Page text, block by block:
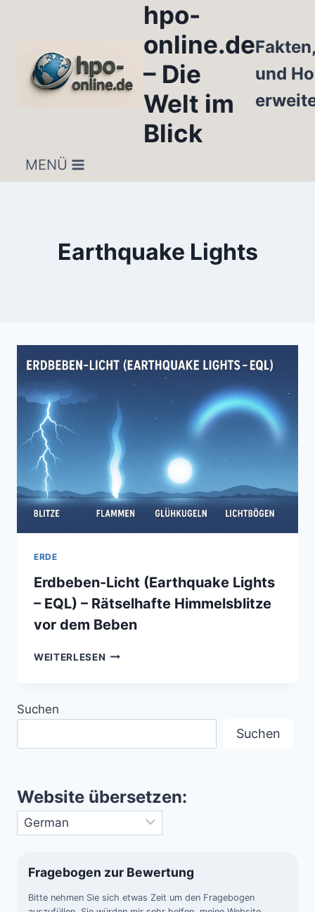
hpo-
online.de
– Die
Welt im
Blick
und
MENÜ
Earthquake Lights
ERDE
Erdbeben-Licht (Earthquake Lights
– EQL) – Rätselhafte Himmelsblitze
vor dem Beben
WEITERLESEN ERDBEBEN-
DEM
Suchen
Suchen
Website übersetzen:
Fragebogen zur Bewertung
Bitte nehmen Sie sich etwas Zeit um den Fragebogen